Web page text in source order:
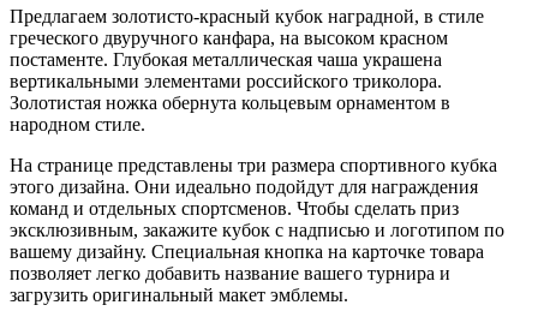
Предлагаем золотисто-красный кубок наградной, в стиле
греческого двуручного канфара, на высоком красном
постаменте. Глубокая металлическая чаша украшена
вертикальными элементами российского триколора.
Золотистая ножка обернута кольцевым орнаментом в
народном стиле.
На странице представлены три размера спортивного кубка
этого дизайна. Они идеально подойдут для награждения
команд и отдельных спортсменов. Чтобы сделать приз
эксклюзивным, закажите кубок с надписью и логотипом по
вашему дизайну. Специальная кнопка на карточке товара
позволяет легко добавить название вашего турнира и
загрузить оригинальный макет эмблемы.